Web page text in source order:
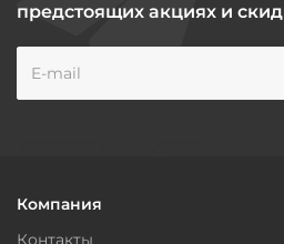
предстоящих акциях и
Компания